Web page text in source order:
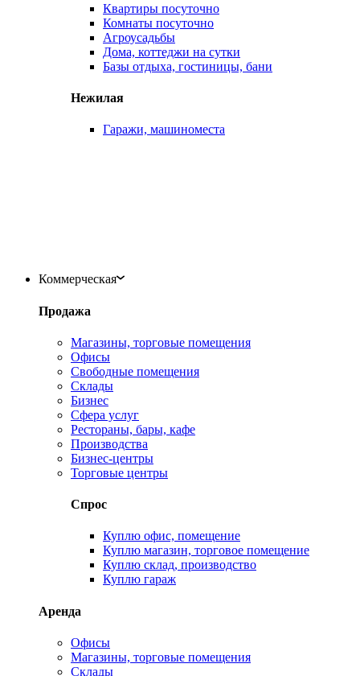
Квартиры посуточно
Комнаты посуточно
Агроусадьбы
Дома, коттеджи на сутки
Базы отдыха, гостиницы, бани
Нежилая
Гаражи, машиноместа
Коммерческая
Продажа
Магазины, торговые помещения
Офисы
Свободные помещения
Склады
Бизнес
Сфера услуг
Рестораны, бары, кафе
Производства
Бизнес-центры
Торговые центры
Спрос
Куплю офис, помещение
Куплю магазин, торговое помещение
Куплю склад, производство
Куплю гараж
Аренда
Офисы
Магазины, торговые помещения
Склады